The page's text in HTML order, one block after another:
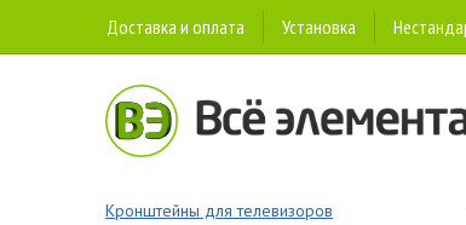
Доставка и оплата Установка
Кронштейны для телевизоров